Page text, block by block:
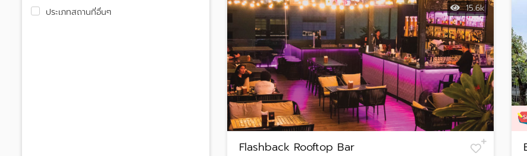
ประเภทสถานที่อื่นๆ
15.6k
Flashback Rooftop Bar